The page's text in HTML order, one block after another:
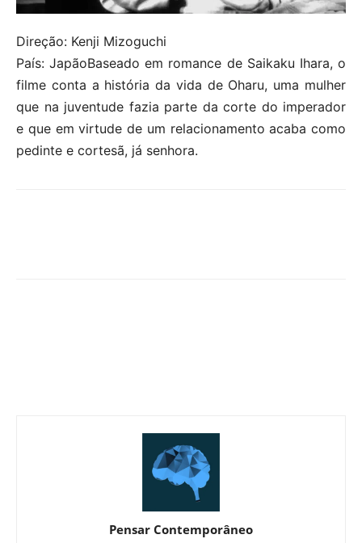
Direção: Kenji Mizoguchi
País: JapãoBaseado em romance de Saikaku Ihara, o
filme conta a história da vida de Oharu, uma mulher
que na juventude fazia parte da corte do imperador
e que em virtude de um relacionamento acaba como
pedinte e cortesã, já senhora.
Pensar Contemporâneo